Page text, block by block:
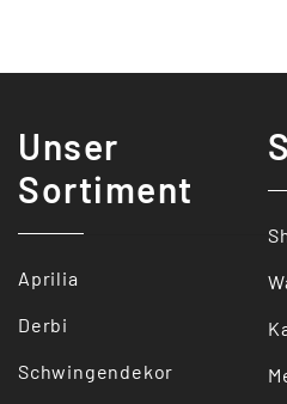
Unser
Sortiment
Aprilia
Derbi
Schwingendekor